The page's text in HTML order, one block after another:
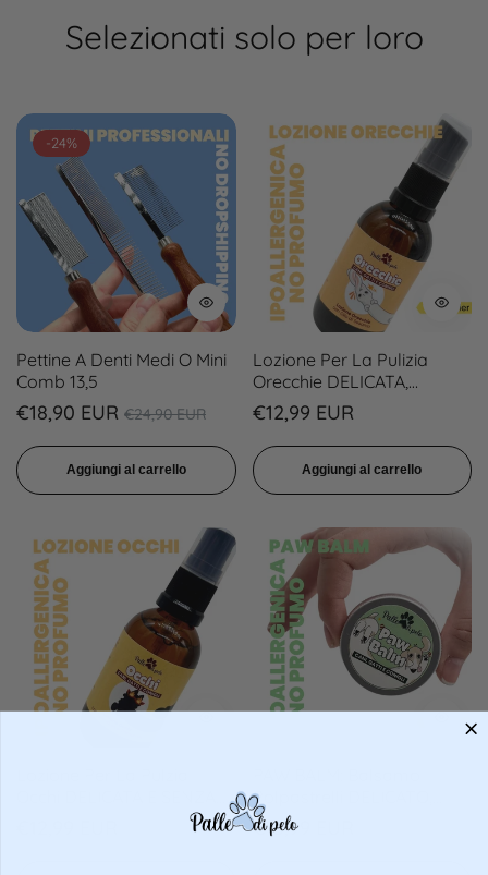
Selezionati solo per loro
-24%
Pettine A Denti Medi O Mini
Comb 13,5
Prezzo
regolare
€18,90 EUR Prezzo
in
sconto
€24,90 EUR
Aggiungi al carrello
Lozione Per La Pulizia
Orecchie DELICATA,
IPOALLERGENICA, NO
PROFUMI
Prezzo
regolare
€12,99 EUR
Aggiungi al carrello
Polpastrelli DELICATO,
NUTRIENTE
IPOALLERGENICO, NO
Prezzo
€13,99 EUR